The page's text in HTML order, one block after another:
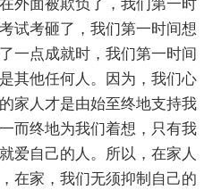
外面被欺负了，我们第一时
试考砸了，我们第一时间想
一点成就时，我们第一时间
其他任何人。因为，我们心
家人才是由始至终地支持我
而终地为我们着想，只有我
爱自己的人。所以，在家人
在家，我们无须抑制自己的